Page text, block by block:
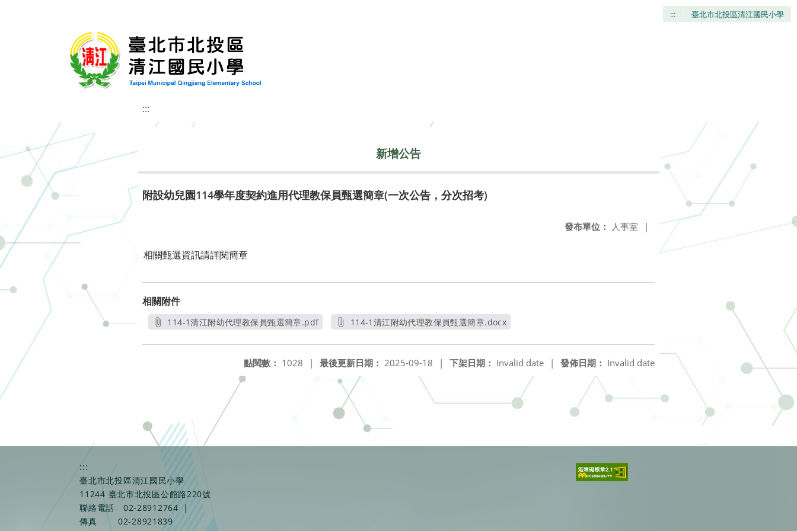
::: 臺北市北投區清江國民小學
:::
新增公告
附設幼兒園114學年度契約進用代理教保員甄選簡章(一次公告，分次招考)
發布單位： 人事室 |
相關甄選資訊請詳閱簡章
相關附件
114-1清江附幼代理教保員甄選簡章.pdf
114-1清江附幼代理教保員甄選簡章.docx
發佈日期： Invalid date
下架日期： Invalid date |
最後更新日期： 2025-09-18 |
點閱數： 1028 |
:::
臺北市北投區清江國民小學
11244 臺北市北投區公館路220號
聯絡電話
02-28912764 |
傳真
02-28921839